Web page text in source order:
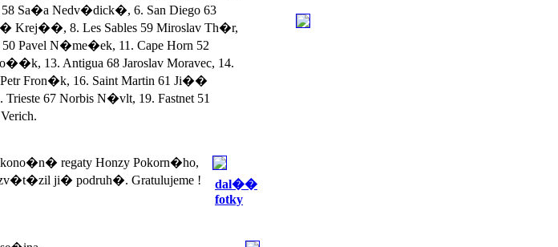
58 Sa�a Nedv�dick�, 6. San Diego 63
Krej��, 8. Les Sables 59 Miroslav Th�r,
50 Pavel N�me�ek, 11. Cape Horn 52
13. Antigua 68 Jaroslav Moravec, 14.
Petr Fron�k, 16. Saint Martin 61 Ji��
67 Norbis N�vlt, 19. Fastnet 51
regaty Honzy Pokorn�ho,
ji� podruh�. Gratulujeme !
dal��
fotky